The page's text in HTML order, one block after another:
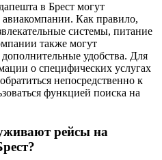
в Брест могут
авиакомпании. Как правило,
системы, питание
также могут
удобства. Для
о специфических услугах
непосредственно к
функцией поиска на
рейсы на